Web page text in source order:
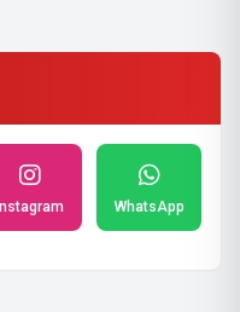
Instagram WhatsApp